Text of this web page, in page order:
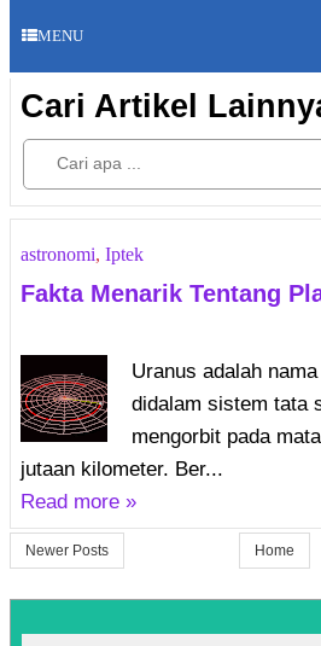
MENU
Cari Artikel
astronomi, Iptek
Fakta Menarik Tentang
Uranus adalah
didalam sistem tata
mengorbit pada
jutaan kilometer. Ber...
Read more »
Newer Posts Home